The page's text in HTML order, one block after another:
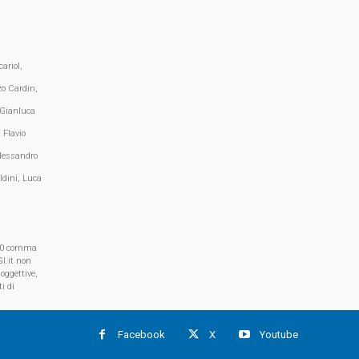
Cardin,
Flavio
Luca
comma
non
di
Facebook X Youtube